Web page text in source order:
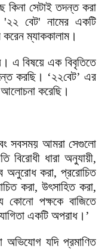
কিনা সেটাই তদন্ত করা
বেট' নামের একটি
করেন ম্যাককালাম।
এ বিষয়ে এক বিবৃতিতে
করছি। ‘২২বেট’ এর
আলোচনা করেছি।
সবসময় আমরা সেগুলো
বিরোধী ধারা অনুযায়ী,
অনুরোধ করা, প্ররোচিত
করা, উৎসাহিত করা,
কোনো পক্ষকে বাজিতে
একটি অপরাধ।’
অভিযোগ যদি প্রমাণিত